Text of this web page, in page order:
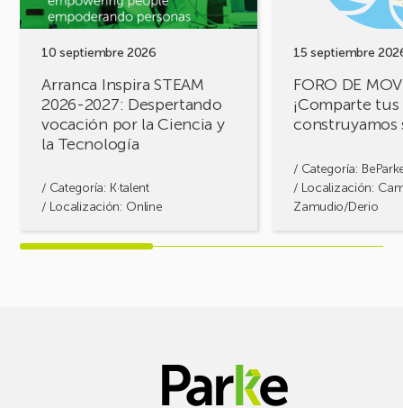
10 septiembre 2026
Arranca Inspira STEAM
2026-2027: Despertando
vocación por la Ciencia y
la Tecnología
/ Categoría: K·talent
/ Localización: Online
Despertando
vocación
Ciencia
Tecnología
15 septiembre
FORO DE
¡Comparte
construyamos
/ Categoría:
/ Localización:
Zamudio/Derio
soluciones!